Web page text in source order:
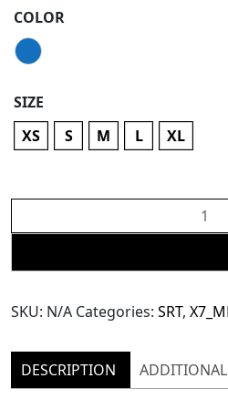
COLOR
SIZE
XS
S M L XL
Meta
Boot
Pants
quantity
SKU: N/A Categories: SRT,
DESCRIPTION